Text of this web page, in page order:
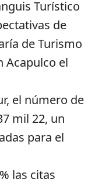
Turístico
de
de Turismo
Acapulco el
el número de
mil 22, un
para el
las citas